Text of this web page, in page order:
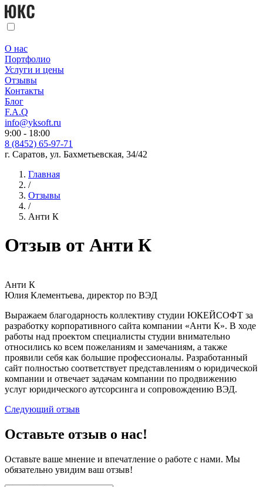
О нас
Портфолио
Услуги и цены
Отзывы
Контакты
Блог
F.A.Q
info@yksoft.ru
9:00 - 18:00
8 (8452) 65-97-71
г. Саратов, ул. Бахметьевская, 34/42
Главная
/
Отзывы
/
Анти К
Отзыв от Анти К
Анти К
Юлия Клементьева, директор по ВЭД
Выражаем благодарность коллективу студии ЮКЕЙСОФТ за
разработку корпоративного сайта компании «Анти К». В ходе
работы над проектом специалисты студии внимательно
относились ко всем пожеланиям и замечаниям, а также
проявили себя как большие профессионалы. Разработанный
сайт полностью соответствует представлениям о юридической
компании и отвечает задачам компании по продвижению
услуг юридического аутсорсинга и сопровождению ВЭД.
Cледующий отзыв
Оставьте отзыв о нас!
Оставьте ваше мнение и впечатление о работе с нами. Мы
обязательно увидим ваш отзыв!